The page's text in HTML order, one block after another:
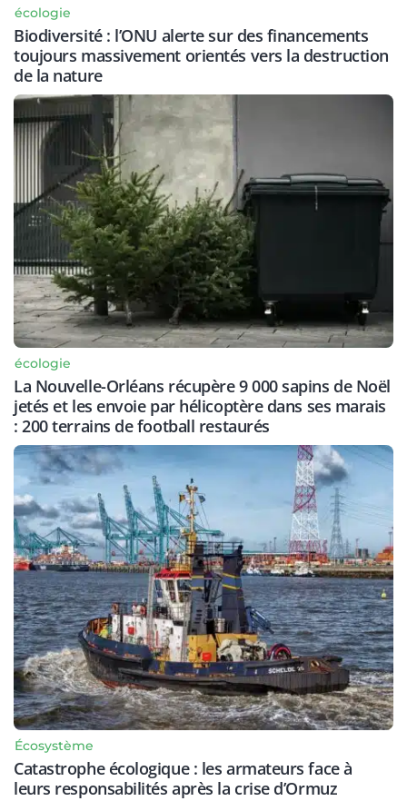
écologie
Biodiversité : l’ONU alerte sur des financements
toujours massivement orientés vers la destruction
de la nature
écologie
La Nouvelle-Orléans récupère 9 000 sapins de Noël
jetés et les envoie par hélicoptère dans ses marais
: 200 terrains de football restaurés
Écosystème
Catastrophe écologique : les armateurs face à
leurs responsabilités après la crise d’Ormuz